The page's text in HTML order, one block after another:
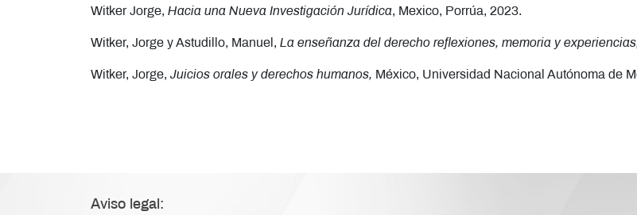
Witker Jorge, Hacia una Nueva Investigación Jurídica, Mexico, Porrúa, 2023.
Witker, Jorge y Astudillo, Manuel, La enseñanza del derecho reflexiones, memoria y
Witker, Jorge, Juicios orales y derechos humanos, México, Universidad Nacional Autónoma de
Aviso legal: